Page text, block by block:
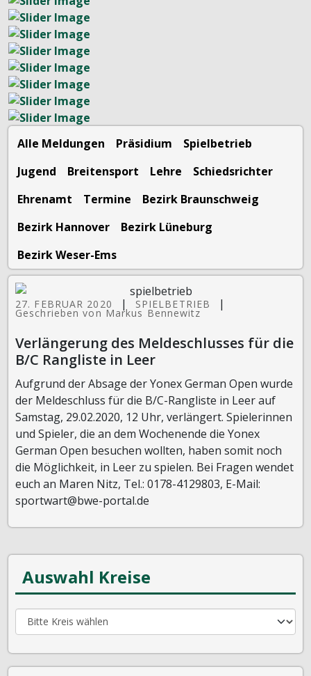
Alle Meldungen Präsidium
Spielbetrieb
Jugend
Breitensport Lehre
Schiedsrichter
Ehrenamt
Termine
Bezirk Braunschweig
Bezirk Hannover
Bezirk Lüneburg
Bezirk Weser-Ems
27. FEBRUAR 2020 | SPIELBETRIEB |
Geschrieben von Markus Bennewitz
Verlängerung des Meldeschlusses für die
B/C Rangliste in Leer
Aufgrund der Absage der Yonex German Open wurde
der Meldeschluss für die B/C-Rangliste in Leer auf
Samstag, 29.02.2020, 12 Uhr, verlängert. Spielerinnen
und Spieler, die an dem Wochenende die Yonex
German Open besuchen wollten, haben somit noch
die Möglichkeit, in Leer zu spielen. Bei Fragen wendet
euch an Maren Nitz, Tel.: 0178-4129803, E-Mail:
sportwart@bwe-portal.de
Auswahl Kreise